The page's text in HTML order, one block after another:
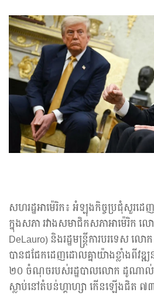
សហរដ្ឋអាម៉េរិក៖ អំឡុងកិច្ចប្រជុំសួរដ
ក្នុងសភា រវាងសមាជិកសភាអាម៉េរិក
DeLauro) និងរដ្ឋមន្ត្រីការបរទេស ល
បានជជែកដេញដោលគ្នាយ៉ាងខ្លាំងពីវឌ្ឍ
២០ ចំណុចរបស់រដ្ឋបាលលោក ដូណាល់
ស្លាប់នៅតំបន់ហ្គាហ្សា កើនឡើងជិត